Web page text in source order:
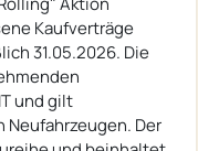
Kaufverträge
31.05.2026. Die
und gilt
Neufahrzeugen. Der